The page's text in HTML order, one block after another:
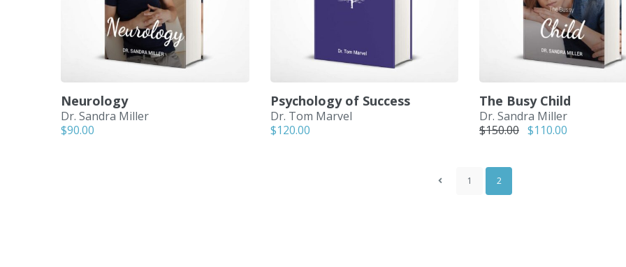
Neurology
Dr. Sandra Miller
$90.00
Psychology of Success
Dr. Tom Marvel
$120.00
The Busy Child
Dr. Sandra Miller
$150.00 Original price was:
$110.00
1 2